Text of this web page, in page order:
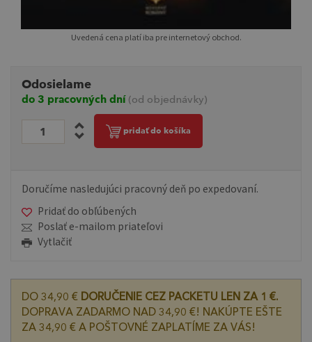
Uvedená cena platí iba pre internetový obchod.
Odosielame
do 3 pracovných dní (od objednávky)
pridať do košíka
Doručíme nasledujúci pracovný deň po expedovaní.
Pridať do obľúbených
Poslať e-mailom priateľovi
Vytlačiť
DO 34,90 € DORUČENIE CEZ PACKETU LEN ZA 1 €.
DOPRAVA ZADARMO NAD 34,90 €! NAKÚPTE EŠTE
ZA 34,90 € A POŠTOVNÉ ZAPLATÍME ZA VÁS!